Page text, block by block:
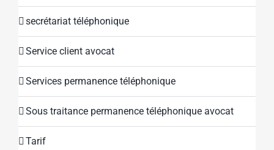
secrétariat téléphonique
Service client avocat
Services permanence téléphonique
Sous traitance permanence téléphonique avocat
Tarif